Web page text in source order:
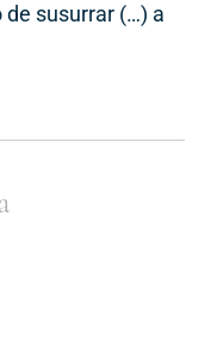
de susurrar (…) a